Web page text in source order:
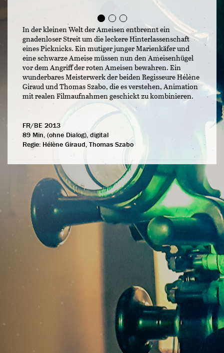
In der kleinen Welt der Ameisen entbrennt ein
gnadenloser Streit um die leckere Hinterlassenschaft
eines Picknicks. Ein mutiger junger Marienkäfer und
eine schwarze Ameise müssen nun den Ameisenhügel
vor dem Angriff der roten Ameisen bewahren. Ein
wunderbares Meisterwerk der beiden Regisseure Hélène
Giraud und Thomas Szabo, die es verstehen, Animation
mit realen Filmaufnahmen geschickt zu kombinieren.
FR/BE 2013
89 Min, (ohne Dialog), digital
Regie: Hélène Giraud, Thomas Szabo